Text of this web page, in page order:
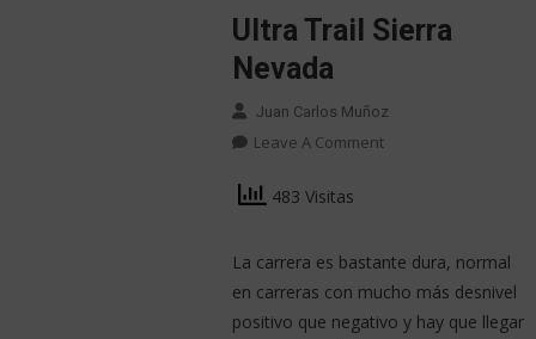
Ultra Trail Sierra
Nevada
Juan Carlos Muñoz
Leave A Comment
483 Visitas
La carrera es bastante dura, normal
en carreras con mucho más desnivel
positivo que negativo y hay que llegar